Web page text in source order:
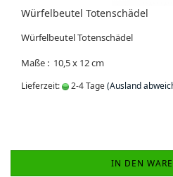
Würfelbeutel Totenschädel
Würfelbeutel Totenschädel
Maße : 10,5 x 12 cm
Lieferzeit: 2-4 Tage(Ausland
IN DEN